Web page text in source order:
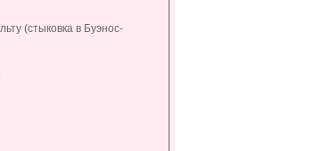
(стыковка в Буэнос-